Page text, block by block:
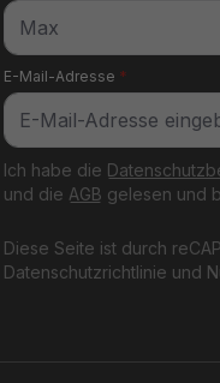
E-Mail-Adresse *
Diese Seite ist durch
Datenschutzrichtlinie und
Ich habe die
und die AGB gelesen und